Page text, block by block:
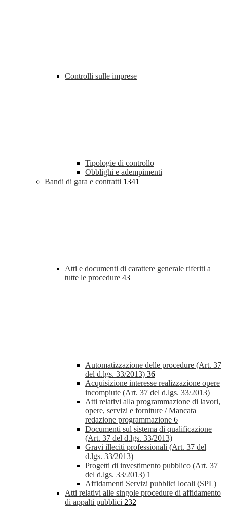
Controlli sulle imprese
Tipologie di controllo
Obblighi e adempimenti
Bandi di gara e contratti 1341
Atti e documenti di carattere generale riferiti a
tutte le procedure 43
Automatizzazione delle procedure (Art. 37
del d.lgs. 33/2013) 36
Acquisizione interesse realizzazione opere
incompiute (Art. 37 del d.lgs. 33/2013)
Atti relativi alla programmazione di lavori,
opere, servizi e forniture / Mancata
redazione programmazione 6
Documenti sul sistema di qualificazione
(Art. 37 del d.lgs. 33/2013)
Gravi illeciti professionali (Art. 37 del
d.lgs. 33/2013)
Progetti di investimento pubblico (Art. 37
del d.lgs. 33/2013) 1
Affidamenti Servizi pubblici locali (SPL)
Atti relativi alle singole procedure di affidamento
di appalti pubblici 232